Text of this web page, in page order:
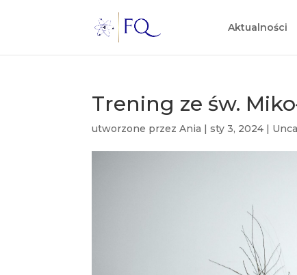
Aktualności
Trening ze św.
utworzone przezAnia |sty 3, 2024 |